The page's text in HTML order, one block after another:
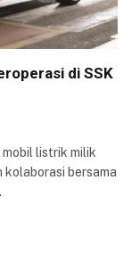
di SSK
mobil listrik milik
bersama